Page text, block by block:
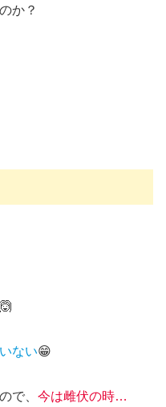
か？
🙆
ない😁
で、 今は雌伏の時…